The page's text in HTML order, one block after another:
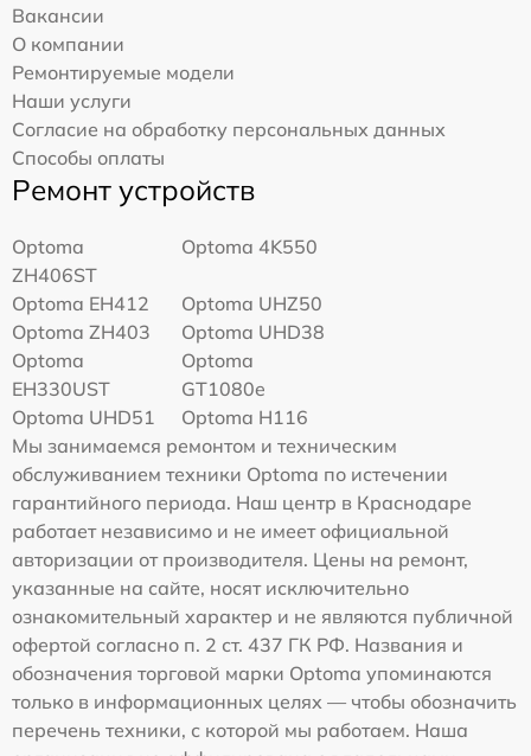
Вакансии
О компании
Ремонтируемые модели
Наши услуги
Согласие на обработку персональных данных
Способы оплаты
Ремонт устройств
Optoma
ZH406ST
Optoma 4K550
Optoma EH412
Optoma UHZ50
Optoma ZH403
Optoma UHD38
Optoma
EH330UST
Optoma
GT1080e
Optoma UHD51
Optoma H116
Мы занимаемся ремонтом и техническим
обслуживанием техники Optoma по истечении
гарантийного периода. Наш центр в Краснодаре
работает независимо и не имеет официальной
авторизации от производителя. Цены на ремонт,
указанные на сайте, носят исключительно
ознакомительный характер и не являются публичной
офертой согласно п. 2 ст. 437 ГК РФ. Названия и
обозначения торговой марки Optoma упоминаются
только в информационных целях — чтобы обозначить
перечень техники, с которой мы работаем. Наша